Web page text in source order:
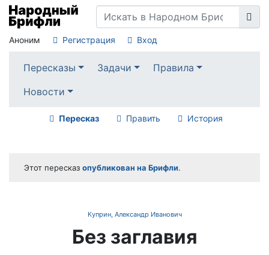
Аноним Регистрация Вход
Пересказы Задачи
Правила
Новости
Пересказ Править История
Этот пересказ опубликован на Брифли.
Куприн, Александр Иванович
Без заглавия